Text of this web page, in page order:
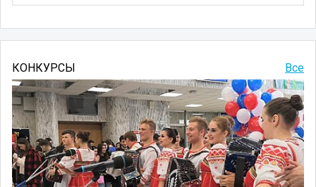
Все
КОНКУРСЫ